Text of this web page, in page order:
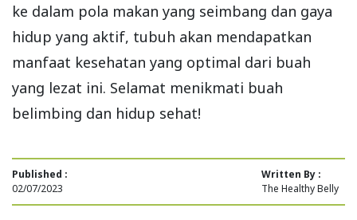
ke dalam pola makan yang seimbang dan gaya
hidup yang aktif, tubuh akan mendapatkan
manfaat kesehatan yang optimal dari buah
yang lezat ini. Selamat menikmati buah
belimbing dan hidup sehat!
Published :
02/07/2023
Written By :
The Healthy Belly